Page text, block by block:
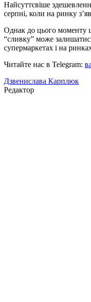
Найсуттєвіше
серпні, коли на ринку
Однак до цього моменту
“сливку” може
супермаркетах і на
Читайте нас в Telegram:
Дзвенислава Карплюк
Редактор